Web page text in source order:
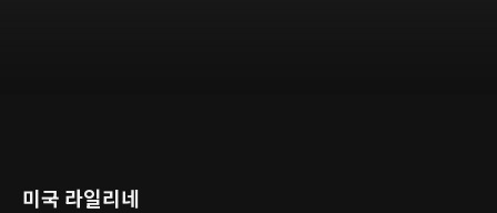
미국 라일리네